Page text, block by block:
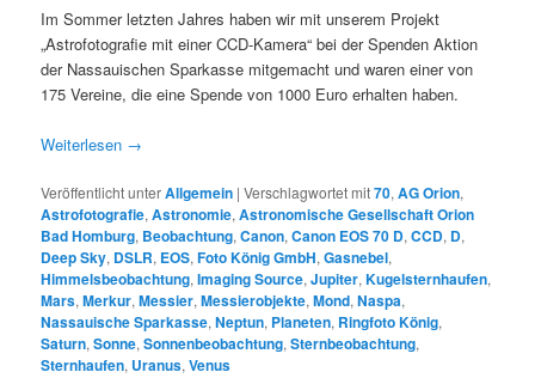
Im Sommer letzten Jahres haben wir mit unserem Projekt
„Astrofotografie mit einer CCD-Kamera“ bei der Spenden Aktion
der Nassauischen Sparkasse mitgemacht und waren einer von
175 Vereine, die eine Spende von 1000 Euro erhalten haben.
Weiterlesen →
Veröffentlicht unterAllgemein |Verschlagwortet mit70,AG Orion,
Astrofotografie,Astronomie,Astronomische Gesellschaft Orion
Bad Homburg, Beobachtung,Canon,Canon EOS 70 D,CCD, D,
Deep Sky, DSLR, EOS,Foto König GmbH,Gasnebel,
Himmelsbeobachtung,Imaging Source,Jupiter,Kugelsternhaufen,
Mars,Merkur,Messier,Messierobjekte,Mond,Naspa,
Nassauische Sparkasse,Neptun, Planeten, Ringfoto König,
Saturn,Sonne,Sonnenbeobachtung,Sternbeobachtung,
Sternhaufen, Uranus,Venus